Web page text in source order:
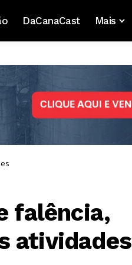
DaCanaCast Mais
falência,
atividades